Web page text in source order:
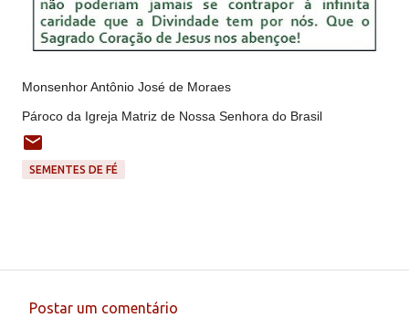
Monsenhor Antônio José de Moraes
Pároco da Igreja Matriz de Nossa Senhora do Brasil
SEMENTES DE FÉ
Postar um comentário